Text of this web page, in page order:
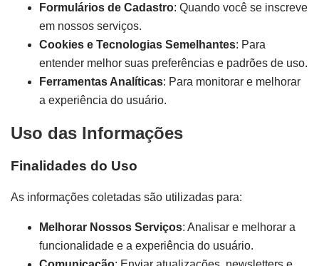
Formulários de Cadastro: Quando você se inscreve
em nossos serviços.
Cookies e Tecnologias Semelhantes: Para
entender melhor suas preferências e padrões de uso.
Ferramentas Analíticas: Para monitorar e melhorar
a experiência do usuário.
Uso das Informações
Finalidades do Uso
As informações coletadas são utilizadas para:
Melhorar Nossos Serviços: Analisar e melhorar a
funcionalidade e a experiência do usuário.